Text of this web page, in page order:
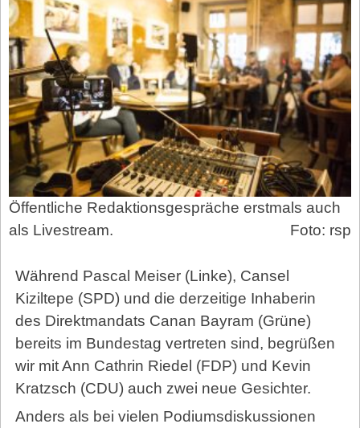
Öffentliche Redaktionsgespräche erstmals auch
als Livestream.
Foto: rsp
Während Pascal Meiser (Linke), Cansel
Kiziltepe (SPD) und die derzeitige Inhaberin
des Direktmandats Canan Bayram (Grüne)
bereits im Bundestag vertreten sind, begrüßen
wir mit Ann Cathrin Riedel (FDP) und Kevin
Kratzsch (CDU) auch zwei neue Gesichter.
Anders als bei vielen Podiumsdiskussionen